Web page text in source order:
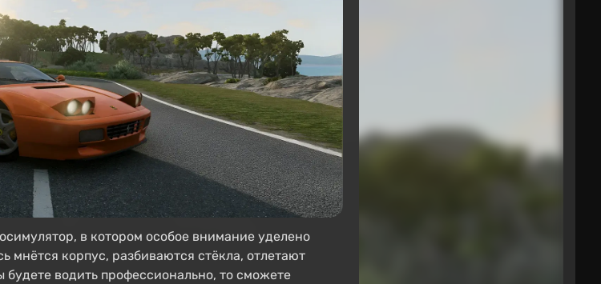
в котором особое внимание уделено
мнётся корпус, разбиваются стёкла, отлетают
будете водить профессионально, то сможете